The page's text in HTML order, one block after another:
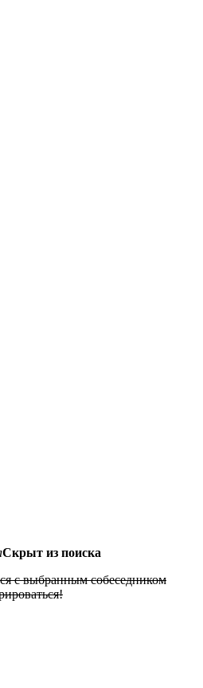
Скрыт из поиска
с выбранным собеседником